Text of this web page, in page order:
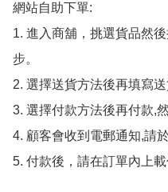
網站自助下單:
1. 進入商舖，挑選貨品然
步。
2. 選擇送貨方法後再填寫
3. 選擇付款方法後再付款,
4. 顧客會收到電郵通知,請
5. 付款後，請在訂單內上